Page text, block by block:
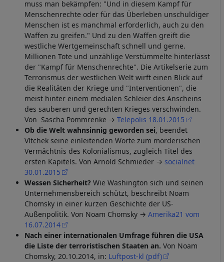
muss man bekämpfen: "Und in diesem Kampf für
Menschenrechte oder für das Überleben unschuldiger
Menschen ist es manchmal erforderlich, auch zu den
Waffen zu greifen." Und zu den Waffen greift die
westliche Wertgemeinschaft schnell und gerne.
Millionen Tote und unzählige Verstümmelte hinterlässt
der "Kampf für Menschenrechte". Die Artikelserie zum
Terrorismus der westlichen Welt wirft einen Blick auf
die Realitäten der Kriege und "Interventionen", die
meist hinter einem medialen Schleier des Anscheins
des sauberen und gerechten Krieges verschwinden.
Von Sascha Pommrenke → Telepolis 18.01.2015
Ob die Welt wahnsinnig geworden sei, beendet
Vltchek seine einleitenden Worte zum mörderischen
Vermächtnis des Kolonialismus, zugleich Titel des
ersten Kapitels. Von Arnold Schmieder → socialnet
30.01.2015
Wessen Sicherheit? Wie Washington sich und seinen
Unternehmensbereich schützt, beschreibt Noam
Chomsky in einer kurzen Geschichte der US-
Außenpolitik. Von Noam Chomsky → Amerika21 vom
16.07.2014
Nach einer internationalen Umfrage führen die USA
die Liste der terroristischen Staaten an. Von Noam
Chomsky, 20.10.2014, in: Luftpost-kl (pdf)